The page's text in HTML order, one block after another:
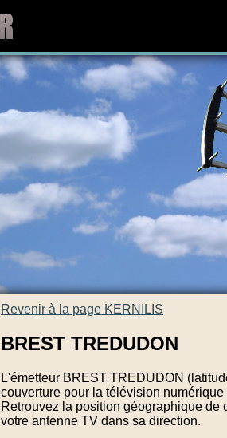
Revenir à la page KERNILIS
BREST TREDUDON
L'émetteur BREST TREDUDON
couverture pour la télévision
Retrouvez la position géographique de
votre antenne TV dans sa direction.